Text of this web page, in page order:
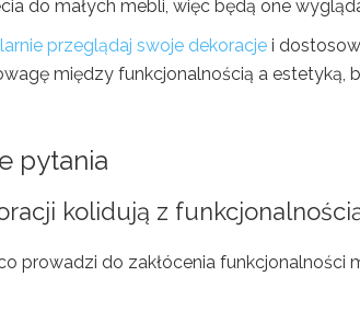
do małych mebli, więc będą one
przeglądaj swoje dekoracje i
między funkcjonalnością a estetyką,
pytania
kolidują z
prowadzi do zakłócenia funkcjonalności